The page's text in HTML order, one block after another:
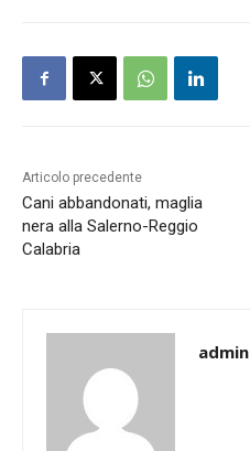
Articolo precedente
Cani abbandonati, maglia
nera alla Salerno-Reggio
Calabria
admin